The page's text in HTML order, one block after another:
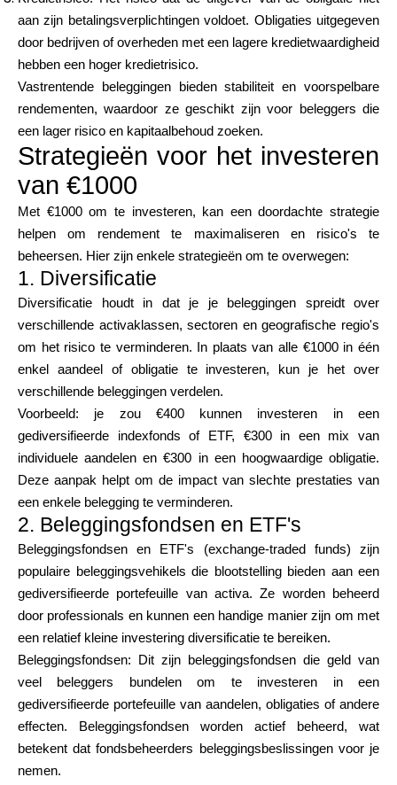
aan zijn betalingsverplichtingen voldoet. Obligaties uitgegeven
door bedrijven of overheden met een lagere kredietwaardigheid
hebben een hoger kredietrisico.
Vastrentende beleggingen bieden stabiliteit en voorspelbare
rendementen, waardoor ze geschikt zijn voor beleggers die
een lager risico en kapitaalbehoud zoeken.
Strategieën voor het investeren
van €1000
Met €1000 om te investeren, kan een doordachte strategie
helpen om rendement te maximaliseren en risico's te
beheersen. Hier zijn enkele strategieën om te overwegen:
1. Diversificatie
Diversificatie houdt in dat je je beleggingen spreidt over
verschillende activaklassen, sectoren en geografische regio's
om het risico te verminderen. In plaats van alle €1000 in één
enkel aandeel of obligatie te investeren, kun je het over
verschillende beleggingen verdelen.
Voorbeeld: je zou €400 kunnen investeren in een
gediversifieerde indexfonds of ETF, €300 in een mix van
individuele aandelen en €300 in een hoogwaardige obligatie.
Deze aanpak helpt om de impact van slechte prestaties van
een enkele belegging te verminderen.
2. Beleggingsfondsen en ETF's
Beleggingsfondsen en ETF's (exchange-traded funds) zijn
populaire beleggingsvehikels die blootstelling bieden aan een
gediversifieerde portefeuille van activa. Ze worden beheerd
door professionals en kunnen een handige manier zijn om met
een relatief kleine investering diversificatie te bereiken.
Beleggingsfondsen: Dit zijn beleggingsfondsen die geld van
veel beleggers bundelen om te investeren in een
gediversifieerde portefeuille van aandelen, obligaties of andere
effecten. Beleggingsfondsen worden actief beheerd, wat
betekent dat fondsbeheerders beleggingsbeslissingen voor je
nemen.